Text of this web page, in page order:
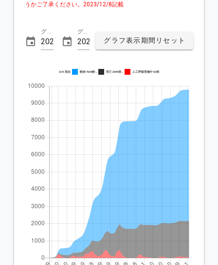
うかご了承ください。2023/12/8記載
グラフ表示開始日 グラフ表示終了日
グラフ表示期間リセット
3/31 現在 軽快 7638例， 死亡 2095例， 人工呼吸実施中 52例